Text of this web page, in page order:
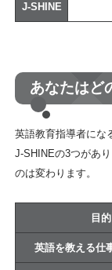
J-SHINE
あなたはど
英語教育指導者にな
J-SHINEの3つがあ
のは変わります。
目的
英語を教える仕